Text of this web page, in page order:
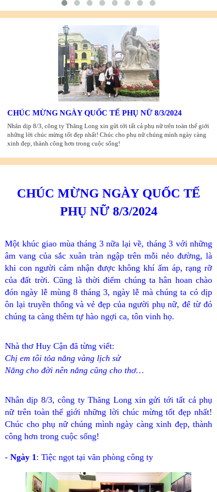
CHÚC MỪNG NGÀY QUỐC TẾ PHỤ NỮ 8/3/2024
Nhân dịp 8/3, công ty Thăng Long xin gửi tới tất cả phụ nữ trên toàn thế giới
những lời chúc mừng tốt đẹp nhất! Chúc cho phụ nữ chúng mình ngày càng
xinh đẹp, thành công hơn trong cuộc sống!
CHÚC MỪNG NGÀY QUỐC TẾ
PHỤ NỮ 8/3/2024
Một khúc giao mùa tháng 3 nữa lại về, tháng 3 với những
âm vang của sắc xuân tràn ngập trên mỗi nẻo đường, là
khi con người cảm nhận được không khí ấm áp, rạng rỡ
của đất trời. Cũng là thời điểm chúng ta hân hoan chào
đón ngày lễ mùng 8 tháng 3, ngày lễ mà chúng ta có dịp
ôn lại truyền thống và vẻ đẹp của người phụ nữ, để từ đó
chúng ta càng thêm tự hào ngợi ca, tôn vinh họ.
Nhà thơ Huy Cận đã từng viết:
Chị em tôi tỏa nắng vàng lịch sử
Nắng cho đời nên nắng cũng cho thơ…
Nhân dịp 8/3, công ty Thăng Long xin gửi tới tất cả phụ
nữ trên toàn thế giới những lời chúc mừng tốt đẹp nhất!
Chúc cho phụ nữ chúng mình ngày càng xinh đẹp, thành
công hơn trong cuộc sống!
- Ngày 1: Tiệc ngọt tại văn phòng công ty